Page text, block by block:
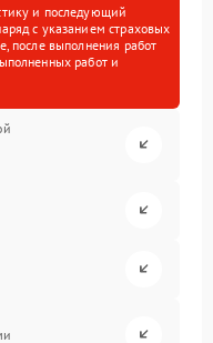
и последующий
с указанием страховых
после выполнения работ
работ и